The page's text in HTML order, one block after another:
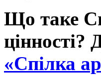
Що таке
«Спілка